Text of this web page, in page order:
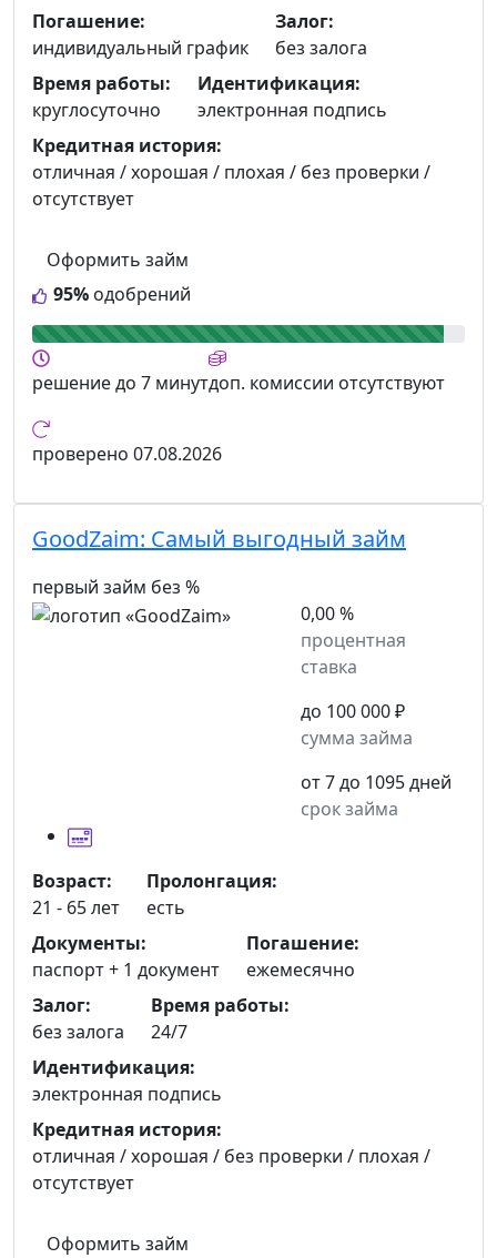
95% одобрений
Оформить займ
Погашение:
индивидуальный график
Залог:
без залога
Время работы:
круглосуточно
Идентификация:
электронная подпись
Кредитная история:
отличная / хорошая / плохая / без проверки /
отсутствует
решениедо 7 минутдоп. комиссии отсутствуют
проверено 07.08.2026
GoodZaim: Самый выгодный займ
первый займ без %
0,00 %
процентная
ставка
до 100 000 ₽
сумма займа
от 7 до 1095 дней
срок займа
Оформить займ
Возраст:
21 - 65 лет
Пролонгация:
есть
Документы:
паспорт + 1 документ
Погашение:
ежемесячно
Залог:
без залога
Время работы:
24/7
Идентификация:
электронная подпись
Кредитная история:
отличная / хорошая / без проверки / плохая /
отсутствует